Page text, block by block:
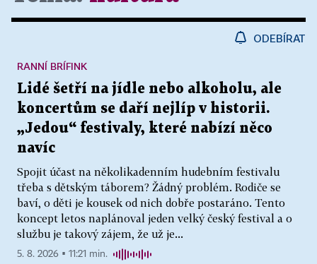
ODEBÍRAT
Lidé šetří na jídle nebo alkoholu, ale
koncertům se daří nejlíp v historii.
„Jedou“ festivaly, které nabízí něco
navíc
Spojit účast na několikadenním hudebním festivalu
třeba s dětským táborem? Žádný problém. Rodiče se
baví, o děti je kousek od nich dobře postaráno. Tento
koncept letos naplánoval jeden velký český festival a o
službu je takový zájem, že už je...
RANNÍ BRÍFINK
5. 8. 2026 ▪ 11:21 min.